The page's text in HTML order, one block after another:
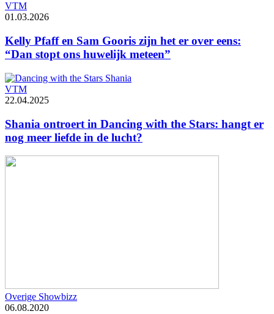
VTM
01.03.2026
Kelly Pfaff en Sam Gooris zijn het er over eens:
“Dan stopt ons huwelijk meteen”
VTM
22.04.2025
Shania ontroert in Dancing with the Stars: hangt er
nog meer liefde in de lucht?
Overige Showbizz
06.08.2020